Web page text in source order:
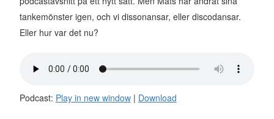
tankemönster igen, och vi dissonansar, eller discodansar.
Eller hur var det nu?
Podcast: Play in new window| Download